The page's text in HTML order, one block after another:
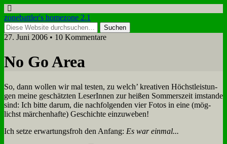
zonebattler's homezone 2.1
27. Juni 2006 • 10 Kommentare
No Go Area
So, dann wol­len wir mal te­sten, zu welch’ krea­ti­ven Höchst­lei­stun­
gen mei­ne ge­schätz­ten Le­se­rIn­nen zur hei­ßen Som­mers­zeit im­stan­de
sind: Ich bit­te dar­um, die nach­fol­gen­den vier Fo­tos in ei­ne (mög­
lichst mär­chen­haf­te) Ge­schich­te ein­zu­we­ben!
Ich set­ze er­war­tungs­froh den An­fang: Es war ein­mal...